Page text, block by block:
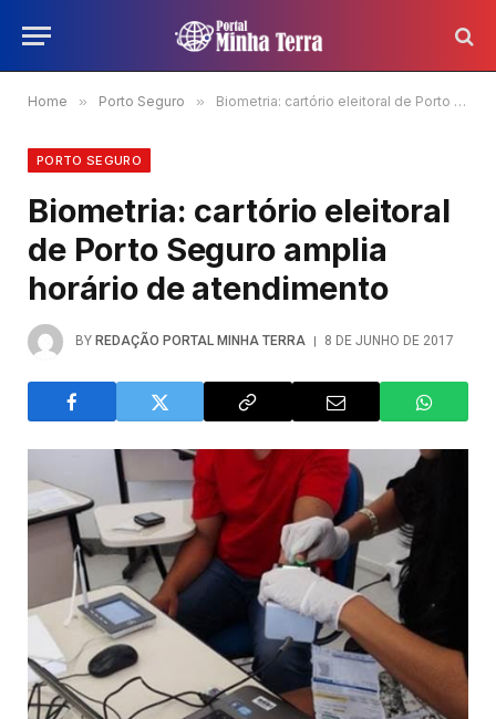
Home » Porto Seguro » Biometria: cartório eleitoral de Porto Seguro amplia horário de atendimento
PORTO SEGURO
Biometria: cartório eleitoral
de Porto Seguro amplia
horário de atendimento
BY REDAÇÃO PORTAL MINHA TERRA 8 DE JUNHO DE 2017